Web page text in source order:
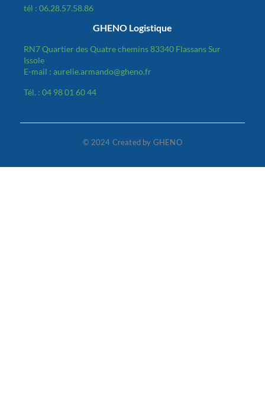
tél : 06.28.57.58.86
GHENO Logistique
RN7 Quartier des Quatre chemins 83340 Flassans Sur
Issole
E-mail : aurelie.armando@gheno.fr
Tél. : 04 98 01 60 44
© 2024 Created by GHENO